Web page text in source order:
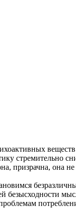
веществ
стремительно
призрачна, она
безысходности